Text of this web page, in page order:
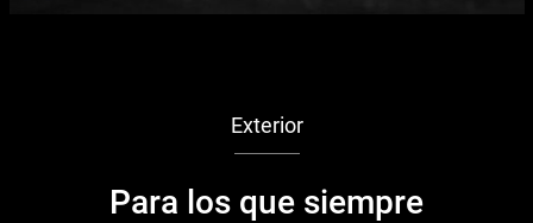
Exterior
Para los que siempre